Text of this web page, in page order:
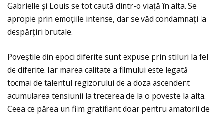
Gabrielle și Louis se tot caută dintr-o viaţă în alta. Se
apropie prin emoțiile intense, dar se văd condamnaţi la
despărțiri brutale.
Poveștile din epoci diferite sunt expuse prin stiluri la fel
de diferite. Iar marea calitate a filmului este legată
tocmai de talentul regizorului de a doza ascendent
acumularea tensiunii la trecerea de la o poveste la alta.
Ceea ce părea un film gratifiant doar pentru amatorii de